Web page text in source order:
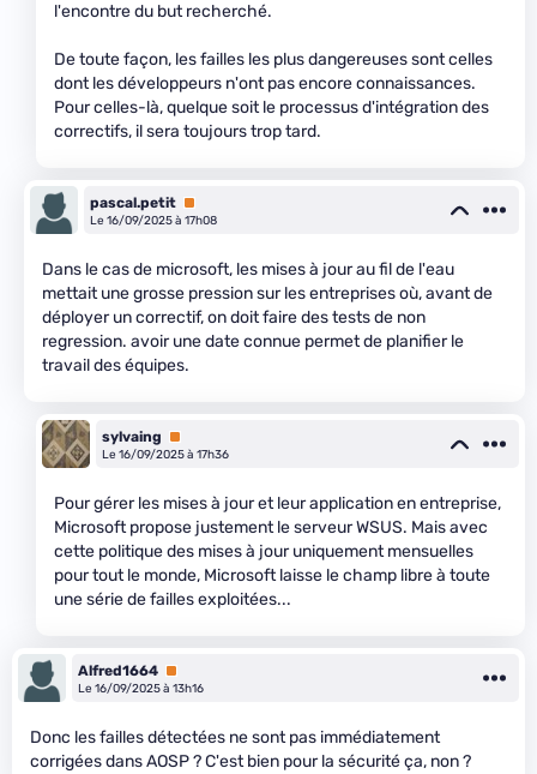
l'encontre du but recherché.
De toute façon, les failles les plus dangereuses sont celles
dont les développeurs n'ont pas encore connaissances.
Pour celles-là, quelque soit le processus d'intégration des
correctifs, il sera toujours trop tard.
pascal.petit Premium
Le 16/09/2025 à 17h08
Dans le cas de microsoft, les mises à jour au fil de l'eau
mettait une grosse pression sur les entreprises où, avant de
déployer un correctif, on doit faire des tests de non
regression. avoir une date connue permet de planifier le
travail des équipes.
sylvaing
Premium
Le 16/09/2025 à 17h36
Pour gérer les mises à jour et leur application en entreprise,
Microsoft propose justement le serveur WSUS. Mais avec
cette politique des mises à jour uniquement mensuelles
pour tout le monde, Microsoft laisse le champ libre à toute
une série de failles exploitées...
Alfred1664 Premium
Le 16/09/2025 à 13h16
Donc les failles détectées ne sont pas immédiatement
corrigées dans AOSP ? C'est bien pour la sécurité ça, non ?